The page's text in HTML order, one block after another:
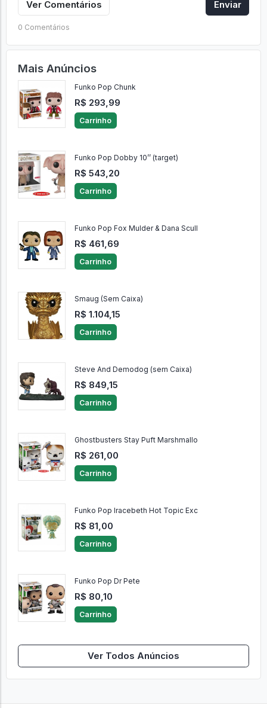
Ver Comentários Enviar
0 Comentários
Mais Anúncios
Funko Pop Chunk
R$ 293,99
Carrinho
Funko Pop Dobby 10’’ (target)
R$ 543,20
Carrinho
Funko Pop Fox Mulder & Dana Scull
R$ 461,69
Carrinho
Smaug (Sem Caixa)
R$ 1.104,15
Carrinho
Steve And Demodog (sem Caixa)
R$ 849,15
Carrinho
Ghostbusters Stay Puft Marshmallo
R$ 261,00
Carrinho
Funko Pop Iracebeth Hot Topic Exc
R$ 81,00
Carrinho
Funko Pop Dr Pete
R$ 80,10
Carrinho
Ver Todos Anúncios